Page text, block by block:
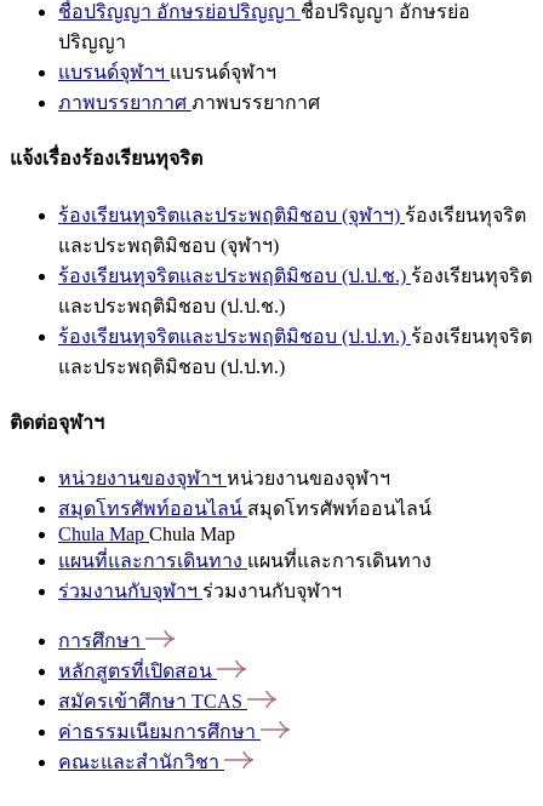
ชื่อปริญญา อักษรย่อปริญญา ชื่อปริญญา อักษรย่อ
ปริญญา
แบรนด์จุฬาฯ แบรนด์จุฬาฯ
ภาพบรรยากาศ ภาพบรรยากาศ
แจ้งเรื่องร้องเรียนทุจริต
ร้องเรียนทุจริตและประพฤติมิชอบ (จุฬาฯ) ร้องเรียนทุจริต
และประพฤติมิชอบ (จุฬาฯ)
ร้องเรียนทุจริตและประพฤติมิชอบ (ป.ป.ช.) ร้องเรียนทุจริต
และประพฤติมิชอบ (ป.ป.ช.)
ร้องเรียนทุจริตและประพฤติมิชอบ (ป.ป.ท.) ร้องเรียนทุจริต
และประพฤติมิชอบ (ป.ป.ท.)
ติดต่อจุฬาฯ
หน่วยงานของจุฬาฯ หน่วยงานของจุฬาฯ
สมุดโทรศัพท์ออนไลน์ สมุดโทรศัพท์ออนไลน์
Chula Map Chula Map
แผนที่และการเดินทาง แผนที่และการเดินทาง
ร่วมงานกับจุฬาฯ ร่วมงานกับจุฬาฯ
การศึกษา
หลักสูตรที่เปิดสอน
สมัครเข้าศึกษา TCAS
ค่าธรรมเนียมการศึกษา
คณะและสำนักวิชา